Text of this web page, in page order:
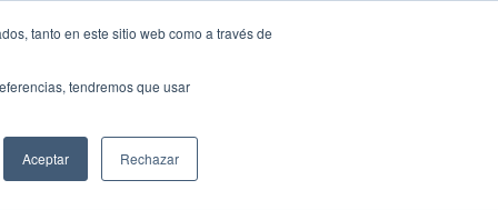
tanto en este sitio web como a través de
tendremos que usar
Aceptar Rechazar
Compartir: